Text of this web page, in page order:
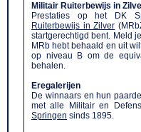
Militair Ruiterbewijs in
Prestaties op het DK
Ruiterbewijs in Zilver
startgerechtigd bent. Meld
MRb hebt behaald en uit
op niveau B om de
behalen.
Eregalerijen
De winnaars en hun
met alle Militair en
Springen sinds 1895.